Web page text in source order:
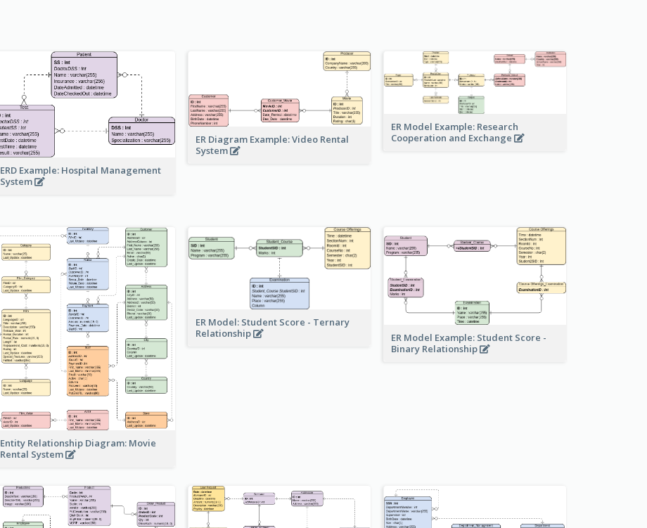
ERD Example: Hospital Management
System
ER Diagram Example: Video Rental
System
ER Model Example: Research
Cooperation and Exchange
Entity Relationship Diagram: Movie
Rental System
ER Model: Student Score - Ternary
Relationship
ER Model Example: Student Score -
Binary Relationship